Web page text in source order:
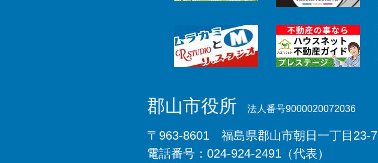
郡山市役所 法人番号9000020072036
〒963-8601 福島県郡山市朝日一丁目23-7
電話番号：024-924-2491（代表）